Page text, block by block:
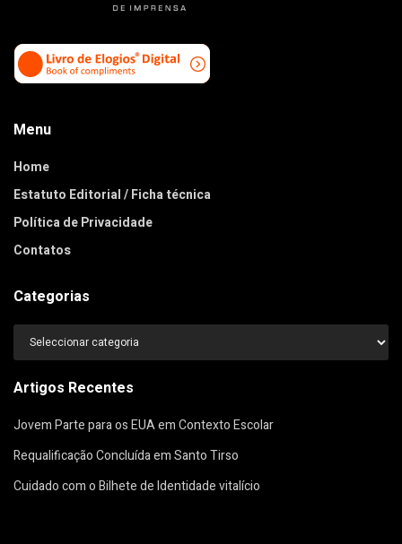
Menu
Home
Estatuto Editorial / Ficha técnica
Política de Privacidade
Contatos
Categorias
Categorias
Artigos Recentes
Jovem Parte para os EUA em Contexto Escolar
Requalificação Concluída em Santo Tirso
Cuidado com o Bilhete de Identidade vitalício